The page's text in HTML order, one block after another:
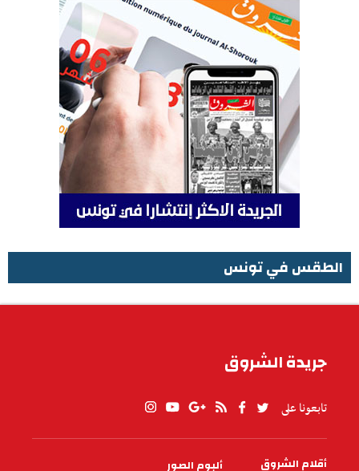
الطقس في تونس
جريدة الشروق
تابعونا على
أقلام الشروق ألبوم الصور